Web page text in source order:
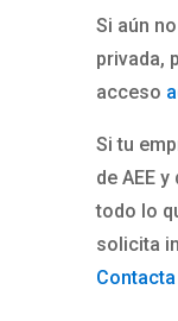
Si aún
privada,
acceso
Si tu
de AEE
todo lo
solicita
Contacta